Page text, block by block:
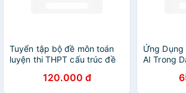
Tuyển tập bộ đề môn toán
luyện thi THPT cấu trúc đề
120.000 đ
Ứng Dụng
AI Trong
Học +